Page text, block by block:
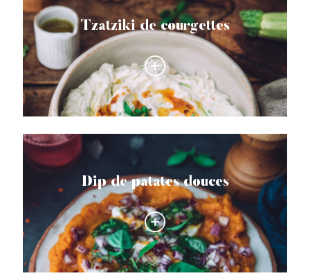
Tzatziki de courgettes
Dip de patates douces